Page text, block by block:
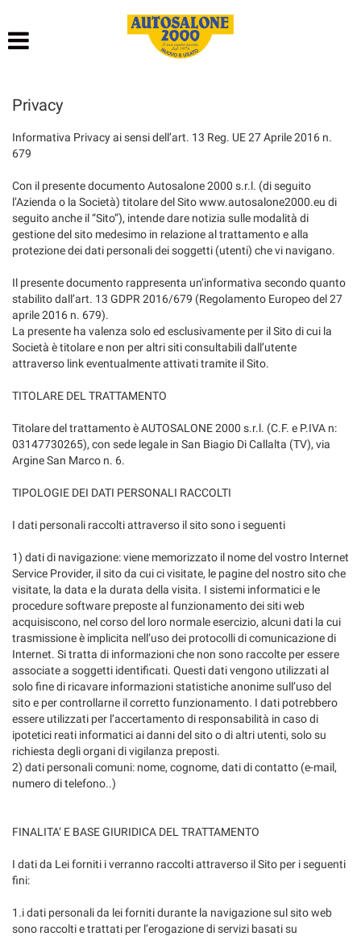
NOLEGGIO BREVE TERMINE
ACQUISTIAMO USATO
AUTOSALONE
CONTATTI
Privacy
Informativa Privacy ai sensi dell’art. 13 Reg. UE 27 Aprile 2016 n.
679
Con il presente documento Autosalone 2000 s.r.l. (di seguito
l’Azienda o la Società) titolare del Sito www.autosalone2000.eu di
seguito anche il “Sito”), intende dare notizia sulle modalità di
gestione del sito medesimo in relazione al trattamento e alla
protezione dei dati personali dei soggetti (utenti) che vi navigano.
Il presente documento rappresenta un’informativa secondo quanto
stabilito dall’art. 13 GDPR 2016/679 (Regolamento Europeo del 27
aprile 2016 n. 679).
La presente ha valenza solo ed esclusivamente per il Sito di cui la
Società è titolare e non per altri siti consultabili dall’utente
attraverso link eventualmente attivati tramite il Sito.
TITOLARE DEL TRATTAMENTO
Titolare del trattamento è AUTOSALONE 2000 s.r.l. (C.F. e P.IVA n:
03147730265), con sede legale in San Biagio Di Callalta (TV), via
Argine San Marco n. 6.
TIPOLOGIE DEI DATI PERSONALI RACCOLTI
I dati personali raccolti attraverso il sito sono i seguenti
1) dati di navigazione: viene memorizzato il nome del vostro Internet
Service Provider, il sito da cui ci visitate, le pagine del nostro sito che
visitate, la data e la durata della visita. I sistemi informatici e le
procedure software preposte al funzionamento dei siti web
acquisiscono, nel corso del loro normale esercizio, alcuni dati la cui
trasmissione è implicita nell’uso dei protocolli di comunicazione di
Internet. Si tratta di informazioni che non sono raccolte per essere
associate a soggetti identificati. Questi dati vengono utilizzati al
solo fine di ricavare informazioni statistiche anonime sull’uso del
sito e per controllarne il corretto funzionamento. I dati potrebbero
essere utilizzati per l’accertamento di responsabilità in caso di
ipotetici reati informatici ai danni del sito o di altri utenti, solo su
richiesta degli organi di vigilanza preposti.
2) dati personali comuni: nome, cognome, dati di contatto (e-mail,
numero di telefono..)
FINALITA’ E BASE GIURIDICA DEL TRATTAMENTO
I dati da Lei forniti i verranno raccolti attraverso il Sito per i seguenti
fini:
1.i dati personali da lei forniti durante la navigazione sul sito web
sono raccolti e trattati per l’erogazione di servizi basati su